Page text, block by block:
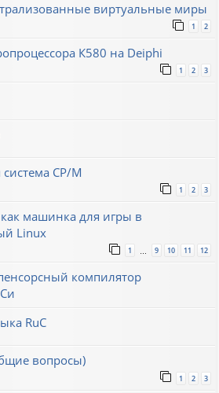
виртуальные миры
1 2
К580 на Deiphi
1 2 3
CP/M
1 2 3
как машинка для игры в
Linux
1 … 9 10 11 12
компилятор
RuC
вопросы)
1 2 3